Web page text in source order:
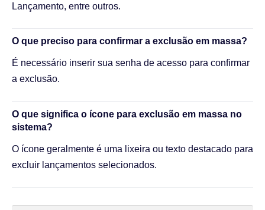
Lançamento, entre outros.
O que preciso para confirmar a exclusão em massa?
É necessário inserir sua senha de acesso para confirmar
a exclusão.
O que significa o ícone para exclusão em massa no
sistema?
O ícone geralmente é uma lixeira ou texto destacado para
excluir lançamentos selecionados.